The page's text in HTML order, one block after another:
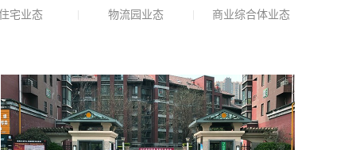
宅业态 物流园业态 商业综合体业态